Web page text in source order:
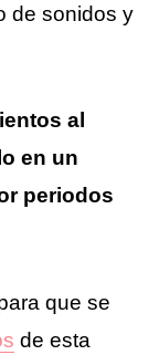
de sonidos y
al
en un
periodos
que se
de esta